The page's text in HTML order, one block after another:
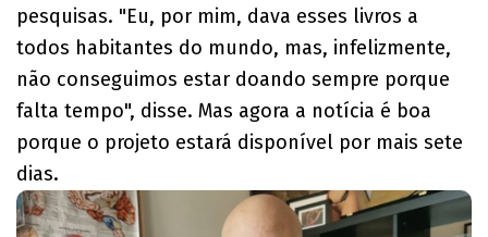
pesquisas. "Eu, por mim, dava esses livros a
todos habitantes do mundo, mas, infelizmente,
não conseguimos estar doando sempre porque
falta tempo", disse. Mas agora a notícia é boa
porque o projeto estará disponível por mais sete
dias.